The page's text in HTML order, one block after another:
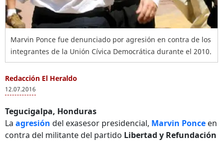
Marvin Ponce fue denunciado por agresión en contra de los
integrantes de la Unión Cívica Democrática durante el 2010.
Redacción El Heraldo
12.07.2016
Tegucigalpa, Honduras
La agresión del exasesor presidencial, Marvin Ponce en
contra del militante del partido Libertad y Refundación